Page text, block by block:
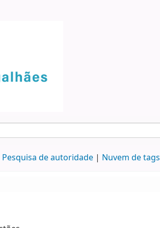
Pesquisa de autoridade Nuvem de tags